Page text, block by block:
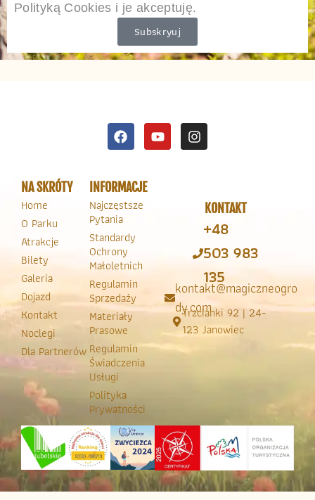
Polityką Cookies i je akceptuję.
Subskryuj
NA SKRÓTY
Home
O Parku
Atrakcje
Bilety
Galeria
Dojazd
Kontakt
Noclegi
Dla Partnerów
INFORMACJE
Najczęstsze
Pytania
Standardy
Ochrony
Małoletnich
Regulamin
Sprzedaży
Materiały
Prasowe
Regulamin
Świadczenia
Usługi
Polityka
Prywatności
KONTAKT
+48
503 983
135
kontakt@magiczneogro
dy.com
Trzcianki 92 | 24-
123 Janowiec